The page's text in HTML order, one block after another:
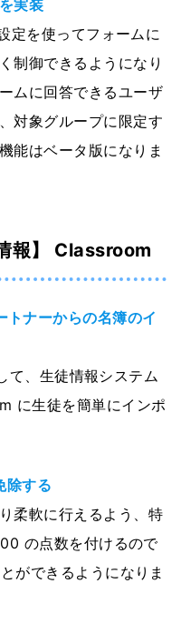
実装
定を使ってフォームに
制御できるようになり
ムに回答できるユーザ
対象グループに限定す
能はベータ版になりま
報】 Classroom
ナーからの名簿のイ
、生徒情報システム
に生徒を簡単にインポ
する
柔軟に行えるよう、特
の点数を付けるので
ができるようになりま